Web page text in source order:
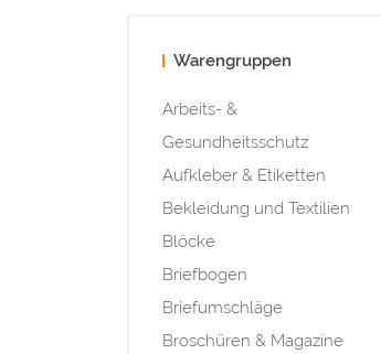
Warengruppen
Arbeits- &
Gesundheitsschutz
Aufkleber & Etiketten
Bekleidung und Textilien
Blöcke
Briefbogen
Briefumschläge
Broschüren & Magazine